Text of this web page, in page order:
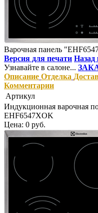
Варочная панель
Версия для печати Назад
Узнавайте в салоне...
Описание Отделка
Комментарии
Артикул
Индукционная варочная
EHF6547XOK
Цена: 0 руб.